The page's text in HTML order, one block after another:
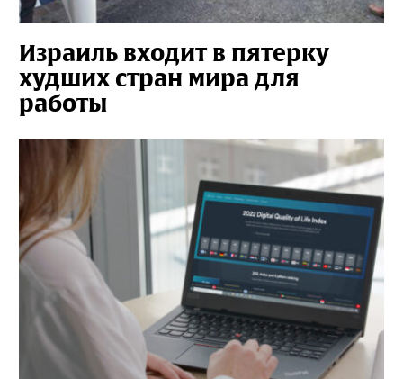
Израиль входит в пятерку
худших стран мира для
работы